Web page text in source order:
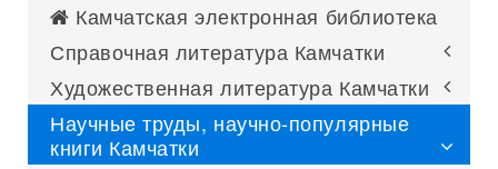
Камчатская электронная библиотека
Справочная литература Камчатки
Художественная литература Камчатки
Научные труды, научно-популярные
книги Камчатки